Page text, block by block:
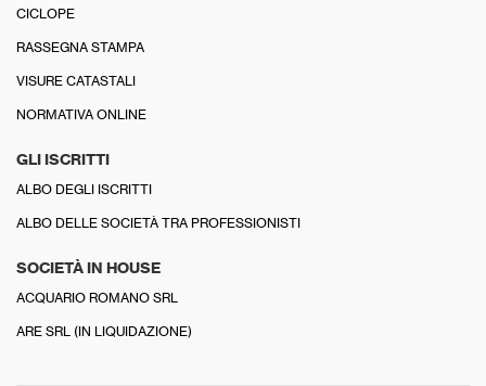
CICLOPE
RASSEGNA STAMPA
VISURE CATASTALI
NORMATIVA ONLINE
GLI ISCRITTI
ALBO DEGLI ISCRITTI
ALBO DELLE SOCIETÀ TRA PROFESSIONISTI
SOCIETÀ IN HOUSE
ACQUARIO ROMANO SRL
ARE SRL (IN LIQUIDAZIONE)